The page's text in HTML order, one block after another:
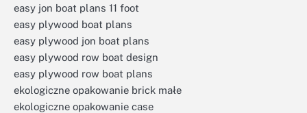
easy jon boat plans 11 foot
easy plywood boat plans
easy plywood jon boat plans
easy plywood row boat design
easy plywood row boat plans
ekologiczne opakowanie brick małe
ekologiczne opakowanie case